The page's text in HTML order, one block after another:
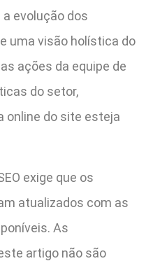
evolução dos
uma visão holística do
ações da equipe de
do setor,
online do site esteja
exige que os
atualizados com as
As
artigo não são